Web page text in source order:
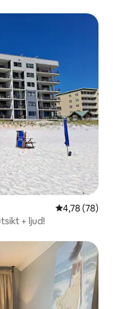
4,78 av 5 i
4,78 (78)
+ ljud!